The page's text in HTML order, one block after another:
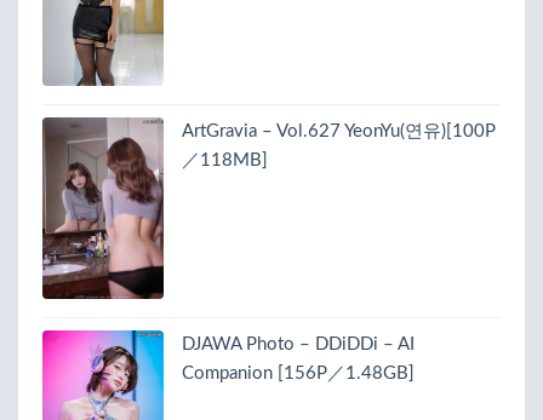
ArtGravia – Vol.627 YeonYu(연유)[100P
／118MB]
DJAWA Photo – DDiDDi – AI
Companion [156P／1.48GB]